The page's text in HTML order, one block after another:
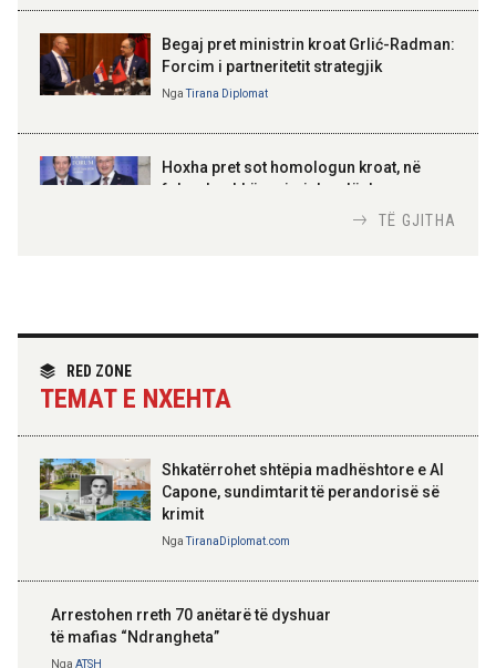
Kosovë!
100-vjetori i themelimit të
Urdhrit të Skënderbeut
Begaj pret ministrin kroat Grlić-Radman:
Forcim i partneritetit strategjik
NgaTirana Diplomat
Hoxha pret sot homologun kroat, në
fokus bashkëpunimi dypalësh
partneritetit strategjik
TË GJITHA
RED ZONE
TEMAT E NXEHTA
Shkatërrohet shtëpia madhështore e Al
Capone, sundimtarit të perandorisë së
krimit
NgaTiranaDiplomat.com
Arrestohen rreth 70 anëtarë të dyshuar
të mafias “Ndrangheta”
Nga ATSH